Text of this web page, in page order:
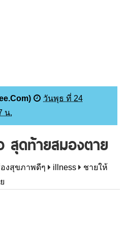
วันพุธ ที่ 24
น.
สุดท้ายสมองตาย
องสุขภาพดีๆ illness
ชายให้